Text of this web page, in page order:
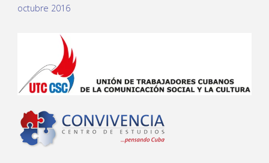
octubre 2016